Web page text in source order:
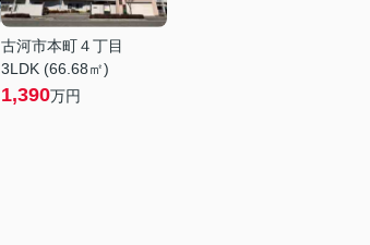
古河市本町４丁目
3LDK (66.68㎡)
1,390万円